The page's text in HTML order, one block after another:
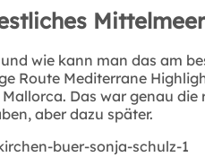
Mittelmeer
wie kann man das am
Route Mediterrane
Das war genau
aber dazu später.